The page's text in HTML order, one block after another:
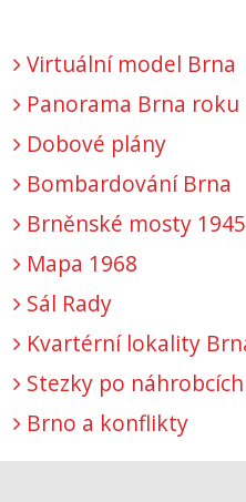
Virtuální model Brna
Panorama Brna roku
Dobové plány
Bombardování Brna
Brněnské mosty 1945
Mapa 1968
Sál Rady
Kvartérní lokality
Stezky po
Brno a konflikty